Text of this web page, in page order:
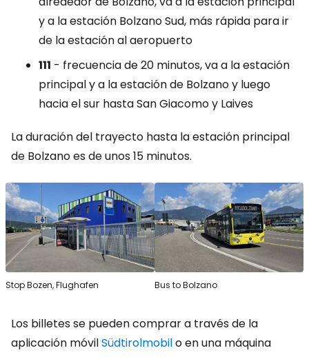
y a la estación Bolzano Sud, más rápida para ir
de la estación al aeropuerto
111 - frecuencia de 20 minutos, va a la estación
principal y a la estación de Bolzano y luego
hacia el sur hasta San Giacomo y Laives
La duración del trayecto hasta la estación principal
de Bolzano es de unos 15 minutos.
Stop Bozen, Flughafen Bus to Bolzano
Los billetes se pueden comprar a través de la
aplicación móvilSüdtirolmobilo en una máquina